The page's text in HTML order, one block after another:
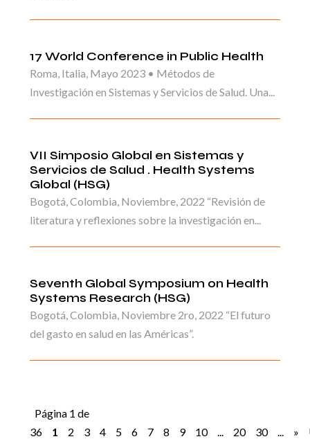
17 World Conference in Public Health
Roma, Italia, Mayo 2023 • Métodos de
Investigación en Sistemas y Servicios de Salud. Una...
VII Simposio Global en Sistemas y
Servicios de Salud . Health Systems
Global (HSG)
Bogotá, Colombia, Noviembre, 2022 “Revisión de
literatura y reflexiones sobre la investigación en...
Seventh Global Symposium on Health
Systems Research (HSG)
Bogotá, Colombia, Noviembre 2ro, 2022 “El futuro
del gasto en salud en las Américas”.
Página 1 de
36
1 2 3 4 5 6 7 8 9 10 20 30 »